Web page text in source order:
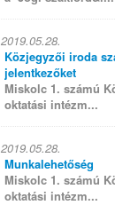
2019.05.28.
Közjegyzői iroda
jelentkezőket
Miskolc 1. számú
oktatási intézm...
2019.05.28.
Munkalehetőség
Miskolc 1. számú
oktatási intézm...